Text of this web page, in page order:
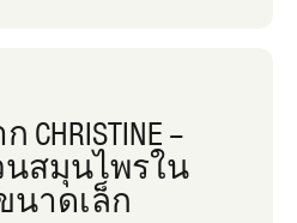
–
สมุนไพรใน
าดเล็ก